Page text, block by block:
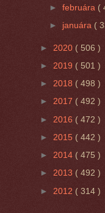
►februára (
► januára (
► 2020 ( 506 )
► 2019 ( 501 )
► 2018 ( 498 )
► 2017 ( 492 )
► 2016 ( 472 )
► 2015 ( 442 )
► 2014 ( 475 )
► 2013 ( 492 )
► 2012 ( 314 )